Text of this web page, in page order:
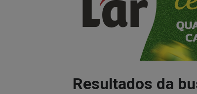
Resultados da